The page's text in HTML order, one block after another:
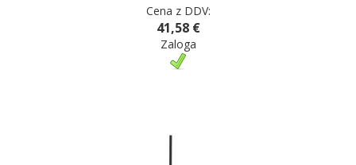
Cena z DDV:
41,58 €
Zaloga